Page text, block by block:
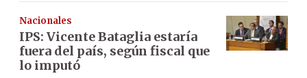
Nacionales
IPS: Vicente Bataglia estaría
fuera del país, según fiscal que
lo imputó